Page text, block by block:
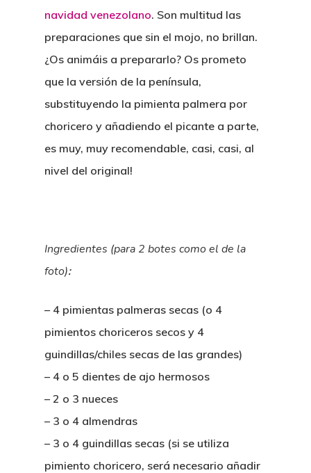
navidad venezolano. Son multitud las
preparaciones que sin el mojo, no brillan.
¿Os animáis a prepararlo? Os prometo
que la versión de la península,
substituyendo la pimienta palmera por
choricero y añadiendo el picante a parte,
es muy, muy recomendable, casi, casi, al
nivel del original!
Ingredientes (para 2 botes como el de la
foto):
– 4 pimientas palmeras secas (o 4
pimientos choriceros secos y 4
guindillas/chiles secas de las grandes)
– 4 o 5 dientes de ajo hermosos
– 2 o 3 nueces
– 3 o 4 almendras
– 3 o 4 guindillas secas (si se utiliza
pimiento choricero, será necesario añadir